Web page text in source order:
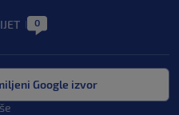
0
Google izvor